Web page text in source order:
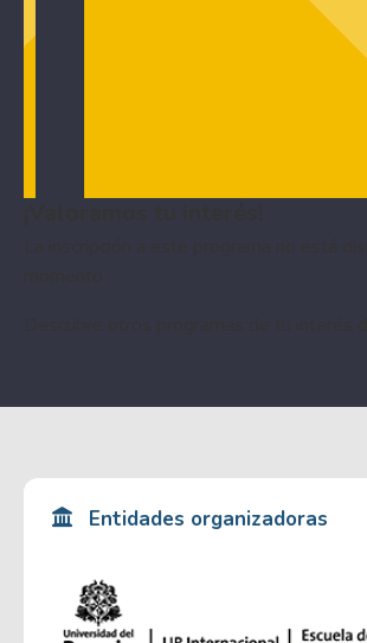
Entidades organizadoras